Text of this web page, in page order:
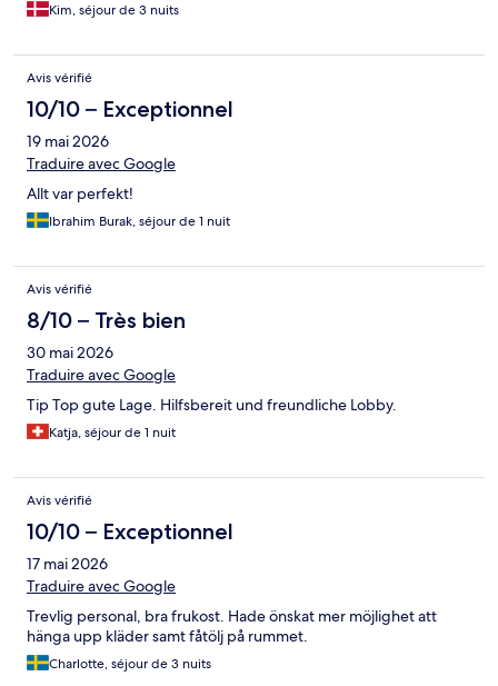
Kim, séjour de 3 nuits
Avis vérifié
10/10 – Exceptionnel
19 mai 2026
Traduire avec Google
Allt var perfekt!
Ibrahim Burak, séjour de 1 nuit
Avis vérifié
8/10 – Très bien
30 mai 2026
Traduire avec Google
Tip Top gute Lage. Hilfsbereit und freundliche Lobby.
Katja, séjour de 1 nuit
Avis vérifié
10/10 – Exceptionnel
17 mai 2026
Traduire avec Google
Trevlig personal, bra frukost. Hade önskat mer möjlighet att
hänga upp kläder samt fåtölj på rummet.
Charlotte, séjour de 3 nuits